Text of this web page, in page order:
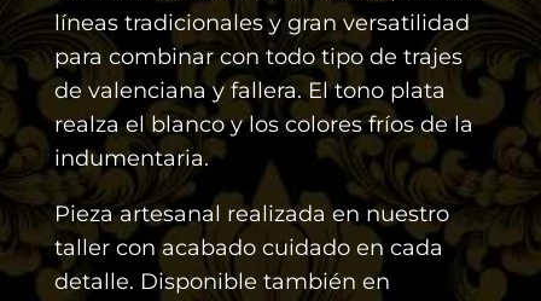
líneas tradicionales y gran versatilidad
para combinar con todo tipo de trajes
de valenciana y fallera. El tono plata
realza el blanco y los colores fríos de la
indumentaria.
Pieza artesanal realizada en nuestro
taller con acabado cuidado en cada
detalle. Disponible también en